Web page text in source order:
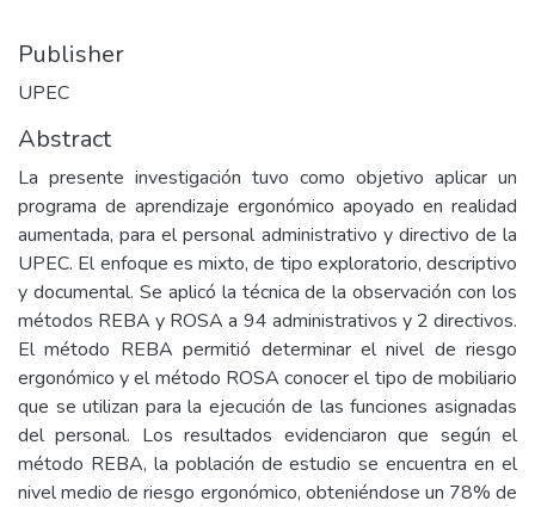
Publisher
UPEC
Abstract
La presente investigación tuvo como objetivo aplicar un
programa de aprendizaje ergonómico apoyado en realidad
aumentada, para el personal administrativo y directivo de la
UPEC. El enfoque es mixto, de tipo exploratorio, descriptivo
y documental. Se aplicó la técnica de la observación con los
métodos REBA y ROSA a 94 administrativos y 2 directivos.
El método REBA permitió determinar el nivel de riesgo
ergonómico y el método ROSA conocer el tipo de mobiliario
que se utilizan para la ejecución de las funciones asignadas
del personal. Los resultados evidenciaron que según el
método REBA, la población de estudio se encuentra en el
nivel medio de riesgo ergonómico, obteniéndose un 78% de